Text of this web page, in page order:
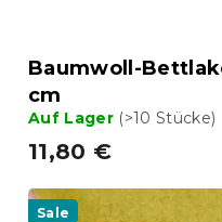
Baumwoll-
cm
Auf Lager (>10 Stücke)
11,80 €
Sale